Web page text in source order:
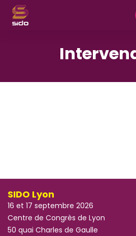
SIDO Lyon
16 et 17 septembre 2026
Centre de Congrès de Lyon
50 quai Charles de Gaulle